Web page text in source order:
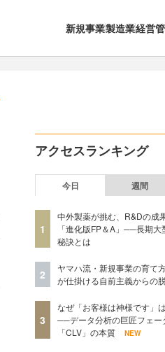
新規事業製造業経営
アクセスランキング
今日 週間
1
中外製薬が挑む、R&Dの成
「進化版FP＆A」──長期
秘訣とは
2
ヤマハ流・新規事業の育て
が仕掛ける自前主義からの
3
なぜ「お客様は神様です」
──データ分析の巨匠フェー
「CLV」の本質
NEW